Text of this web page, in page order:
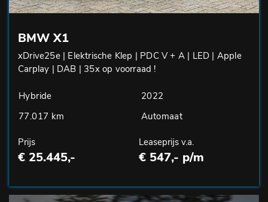
BMW X1
xDrive25e | Elektrische Klep | PDC V + A | LED | Apple
Carplay | DAB | 35x op voorraad !
Hybride
2022
77.017 km
Automaat
Prijs
€ 25.445,-
Leaseprijs v.a.
€ 547,- p/m